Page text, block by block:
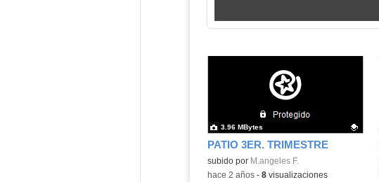
PATIO 3ER. TRIMESTRE
Contenido educativo.
subido por M.angeles F.
3.96 MBytes
-hace 2 años- 8visualizaciones